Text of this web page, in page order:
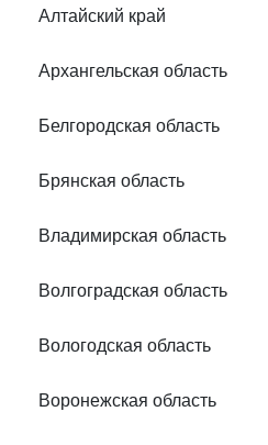
Алтайский край
Архангельская область
Белгородская область
Брянская область
Владимирская область
Волгоградская область
Вологодская область
Воронежская область